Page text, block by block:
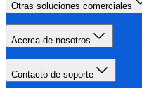
Otras soluciones comerciales
Acerca de nosotros
Contacto de soporte